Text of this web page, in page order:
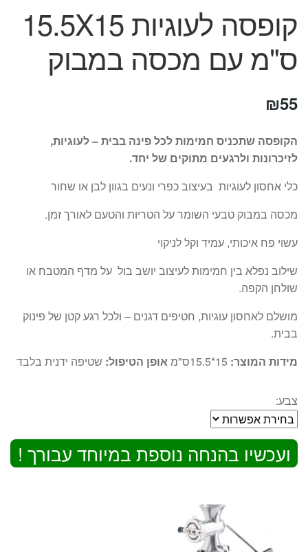
קופסה לעוגיות 15.5X15
ס"מ עם מכסה במבוק
₪55
הקופסה שתכניס חמימות לכל פינה בבית – לעוגיות,
לזיכרונות ולרגעים מתוקים של יחד.
כלי אחסון לעוגיות בעיצוב כפרי ונעים בגוון לבן או שחור
מכסה במבוק טבעי השומר על הטריות והטעם לאורך זמן.
עשוי פח איכותי, עמיד וקל לניקוי
שילוב נפלא בין חמימות לעיצוב יושב בול על מדף המטבח או
שולחן הקפה.
מושלם לאחסון עוגיות, חטיפים דגנים – ולכל רגע קטן של פינוק
בבית.
מידות המוצר: 15*15.5ס"מ אופן הטיפול: שטיפה ידנית בלבד
צבע:
ועכשיו בהנחה נוספת במיוחד עבורך !